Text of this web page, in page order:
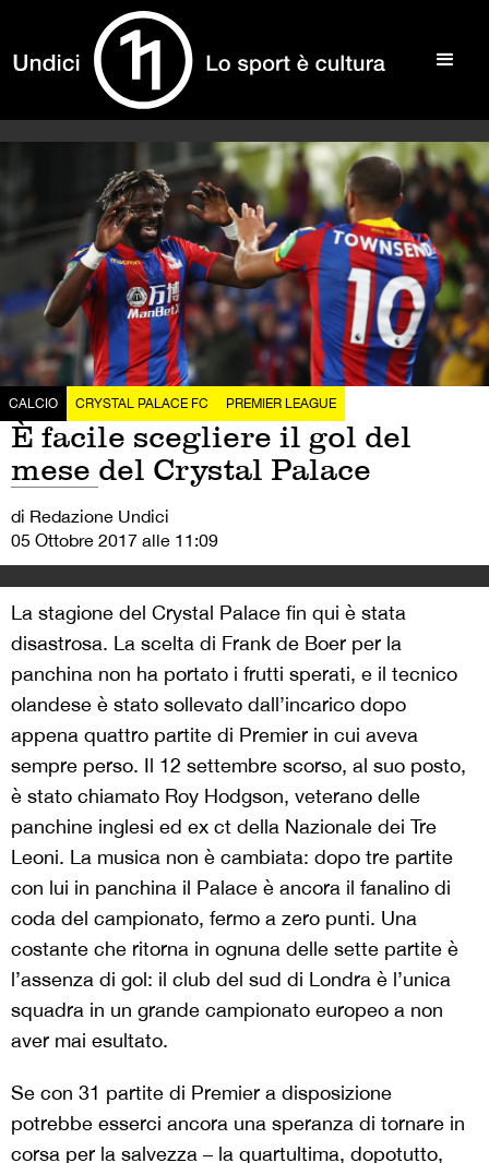
CALCIO CRYSTAL PALACE FC PREMIER LEAGUE
È facile scegliere il gol del
mese del Crystal Palace
di Redazione Undici
05 Ottobre 2017 alle 11:09
La stagione del Crystal Palace fin qui è stata
disastrosa. La scelta di Frank de Boer per la
panchina non ha portato i frutti sperati, e il tecnico
olandese è stato sollevato dall’incarico dopo
appena quattro partite di Premier in cui aveva
sempre perso. Il 12 settembre scorso, al suo posto,
è stato chiamato Roy Hodgson, veterano delle
panchine inglesi ed ex ct della Nazionale dei Tre
Leoni. La musica non è cambiata: dopo tre partite
con lui in panchina il Palace è ancora il fanalino di
coda del campionato, fermo a zero punti. Una
costante che ritorna in ognuna delle sette partite è
l’assenza di gol: il club del sud di Londra è l’unica
squadra in un grande campionato europeo a non
aver mai esultato.
Se con 31 partite di Premier a disposizione
potrebbe esserci ancora una speranza di tornare in
corsa per la salvezza – la quartultima, dopotutto,